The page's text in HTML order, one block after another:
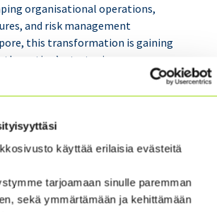
käyttää erilaisia evästeitä
tarjoamaan sinulle paremman
sekä ymmärtämään ja kehittämään
organisational operations,
and risk management
this transformation is gaining
the nation’s strategic
exemplified by the Smart
the National AI Strategy 2.0.
public service delivery, and
economic growth. As AI becomes
into business processes and
it is crucial for
and internal audit